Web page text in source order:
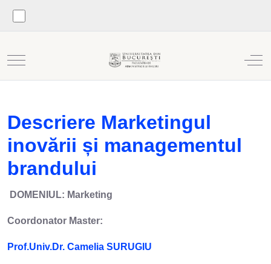
Mobile Menu Toggle Off-
Descriere Marketingul
inovării și managementul
brandului
DOMENIUL: Marketing
Coordonator Master:
Prof.Univ.Dr. Camelia SURUGIU